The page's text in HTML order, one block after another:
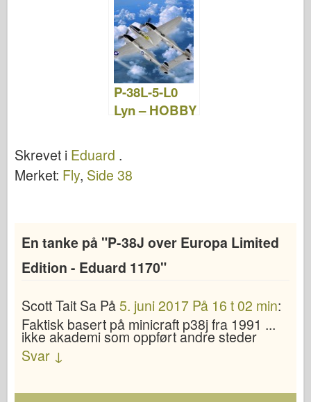
ar
e
st
bl
r
o
d
o
n
P-38L-5-L0
Lyn – HOBBY
Skrevet i Eduard .
Merket: Fly, Side 38
En tanke på "P-38J over Europa Limited
Edition - Eduard 1170"
Scott Tait SaPå5. juni 2017 På 16 t 02 min:
Faktisk basert på minicraft p38j fra 1991 ...
ikke akademi som oppført andre steder
Svar ↓